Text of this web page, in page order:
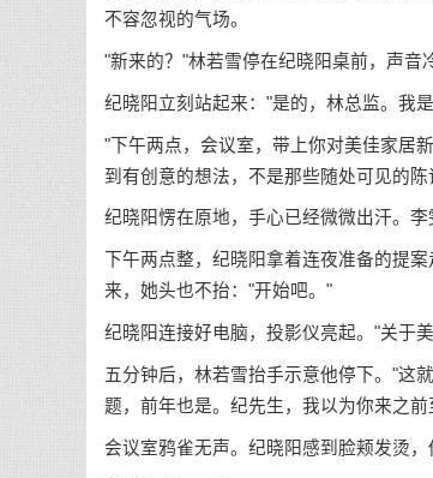
不容忽视的气场。
"新来的？"林若雪停在纪晓阳桌前，声音
纪晓阳立刻站起来："是的，林总监。
"下午两点，会议室，带上你对美佳家居
到有创意的想法，不是那些随处可见的
纪晓阳愣在原地，手心已经微微出汗。
下午两点整，纪晓阳拿着连夜准备的提
来，她头也不抬："开始吧。"
纪晓阳连接好电脑，投影仪亮起。"关于
五分钟后，林若雪抬手示意他停下。"这
题，前年也是。纪先生，我以为你来之
会议室鸦雀无声。纪晓阳感到脸颊发烫